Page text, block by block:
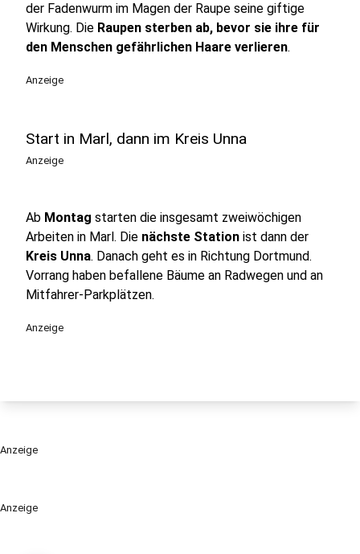
Anzeige
der Fadenwurm im Magen der Raupe seine giftige
Wirkung. Die Raupen sterben ab, bevor sie ihre für
den Menschen gefährlichen Haare verlieren.
Anzeige
Start in Marl, dann im Kreis Unna
Anzeige
Ab Montag starten die insgesamt zweiwöchigen
Arbeiten in Marl. Die nächste Station ist dann der
Kreis Unna. Danach geht es in Richtung Dortmund.
Vorrang haben befallene Bäume an Radwegen und an
Mitfahrer-Parkplätzen.
Anzeige
Anzeige